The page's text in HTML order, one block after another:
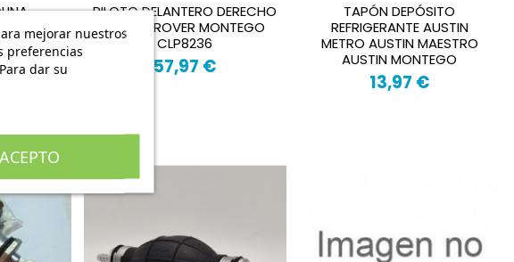
ASU1847
PILOTO DELANTERO DERECHO
AUSTIN ROVER MONTEGO
CLP8236
57,97 €
TAPÓN DEPÓSITO
REFRIGERANTE AUSTIN
METRO AUSTIN MAESTRO
AUSTIN MONTEGO
13,97 €
mejorar nuestros
preferencias
dar su
ACEPTO